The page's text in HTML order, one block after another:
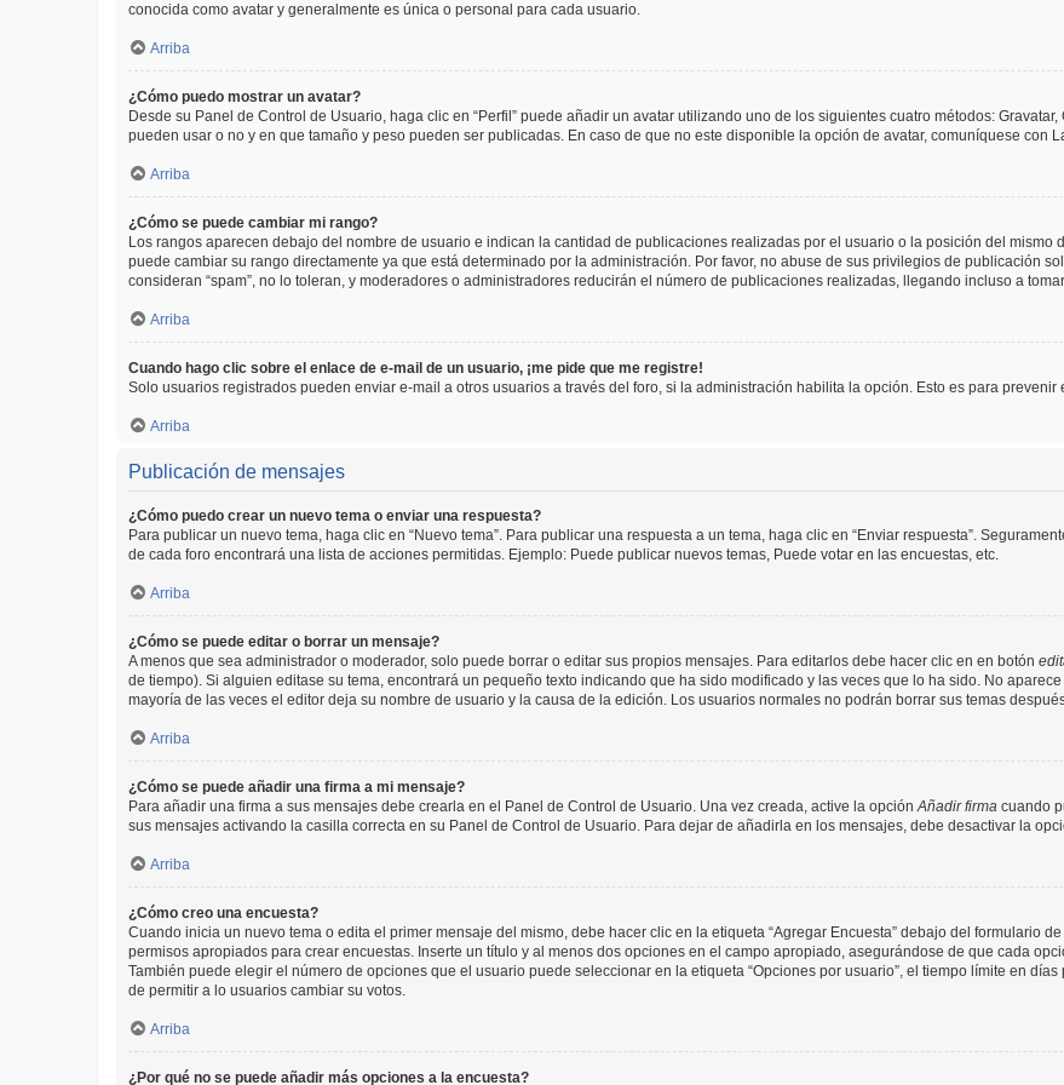
conocida como avatar y generalmente es única o personal para cada usuario.
Arriba
¿Cómo puedo mostrar un avatar?
Desde su Panel de Control de Usuario, haga clic en “Perfil” puede añadir un avatar utilizando uno de los siguientes cuatro métodos:
pueden usar o no y en que tamaño y peso pueden ser publicadas. En caso de que no este disponible la opción de avatar, comuníquese con
Arriba
¿Cómo se puede cambiar mi rango?
Los rangos aparecen debajo del nombre de usuario e indican la cantidad de publicaciones realizadas por el usuario o la posición del mismo
puede cambiar su rango directamente ya que está determinado por la administración. Por favor, no abuse de sus privilegios de publicación
consideran “spam”, no lo toleran, y moderadores o administradores reducirán el número de publicaciones realizadas, llegando incluso a
Arriba
Cuando hago clic sobre el enlace de e-mail de un usuario, ¡me pide que me registre!
Solo usuarios registrados pueden enviar e-mail a otros usuarios a través del foro, si la administración habilita la opción. Esto es para
Arriba
Publicación de mensajes
¿Cómo puedo crear un nuevo tema o enviar una respuesta?
Para publicar un nuevo tema, haga clic en “Nuevo tema”. Para publicar una respuesta a un tema, haga clic en “Enviar respuesta”.
de cada foro encontrará una lista de acciones permitidas. Ejemplo: Puede publicar nuevos temas, Puede votar en las encuestas, etc.
Arriba
¿Cómo se puede editar o borrar un mensaje?
A menos que sea administrador o moderador, solo puede borrar o editar sus propios mensajes. Para editarlos debe hacer clic en en botón
de tiempo). Si alguien editase su tema, encontrará un pequeño texto indicando que ha sido modificado y las veces que lo ha sido. No
mayoría de las veces el editor deja su nombre de usuario y la causa de la edición. Los usuarios normales no podrán borrar sus temas
Arriba
¿Cómo se puede añadir una firma a mi mensaje?
Para añadir una firma a sus mensajes debe crearla en el Panel de Control de Usuario. Una vez creada, active la opciónAñadir firma cuando
sus mensajes activando la casilla correcta en su Panel de Control de Usuario. Para dejar de añadirla en los mensajes, debe desactivar la
Arriba
¿Cómo creo una encuesta?
Cuando inicia un nuevo tema o edita el primer mensaje del mismo, debe hacer clic en la etiqueta “Agregar Encuesta” debajo del formulario
permisos apropiados para crear encuestas. Inserte un título y al menos dos opciones en el campo apropiado, asegurándose de que cada
También puede elegir el número de opciones que el usuario puede seleccionar en la etiqueta “Opciones por usuario”, el tiempo límite en
de permitir a lo usuarios cambiar su votos.
Arriba
¿Por qué no se puede añadir más opciones a la encuesta?